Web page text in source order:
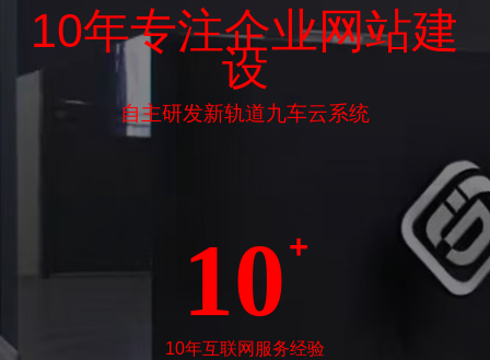
10年专注企业网站建
设
自主研发新轨道九车云系统
10 +
10年互联网服务经验